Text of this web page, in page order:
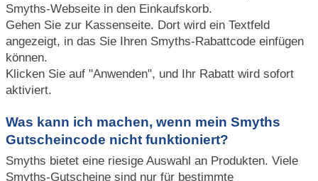
Smyths-Webseite in den Einkaufskorb.
Gehen Sie zur Kassenseite. Dort wird ein Textfeld
angezeigt, in das Sie Ihren Smyths-Rabattcode einfügen
können.
Klicken Sie auf "Anwenden", und Ihr Rabatt wird sofort
aktiviert.
Was kann ich machen, wenn mein Smyths
Gutscheincode nicht funktioniert?
Smyths bietet eine riesige Auswahl an Produkten. Viele
Smyths-Gutscheine sind nur für bestimmte